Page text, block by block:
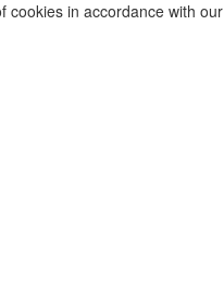
cookies in accordance with our